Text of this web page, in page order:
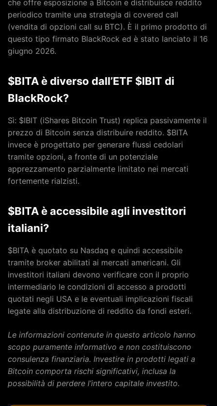
che offre esposizione a Bitcoin e distribuisce reddito
periodico tramite una strategia di covered call
(vendita di opzioni call su BTC). È il primo prodotto di
questo tipo firmato BlackRock ed è stato lanciato il 16
giugno 2026.
$BITA è diverso dall’ETF $IBIT di
BlackRock?
Sì: $IBIT (iShares Bitcoin Trust) replica passivamente il
prezzo di Bitcoin senza distribuire reddito. $BITA
invece è progettato per generare flussi cedolari
tramite opzioni, a fronte di un potenziale
apprezzamento parzialmente limitato nei mercati
fortemente rialzisti.
$BITA è accessibile agli investitori
italiani?
$BITA è quotato su Nasdaq e quindi accessibile
tramite broker abilitati ai mercati americani. Gli
investitori italiani devono verificare con il proprio
intermediario le condizioni di accesso a prodotti
quotati negli USA e le eventuali implicazioni fiscali
legate alla distribuzione di reddito da fondi esteri.
Le informazioni contenute in questo articolo hanno
scopo puramente informativo e non costituiscono
consulenza finanziaria. Investire in prodotti legati a
Bitcoin comporta rischi significativi, inclusa la
possibilità di perdere l’intero capitale investito.